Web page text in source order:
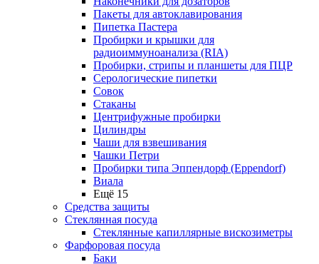
Пакеты для автоклавирования
Пипетка Пастера
Пробирки и крышки для
радиоиммуноанализа (RIA)
Пробирки, стрипы и планшеты для ПЦР
Серологические пипетки
Совок
Стаканы
Центрифужные пробирки
Цилиндры
Чаши для взвешивания
Чашки Петри
Пробирки типа Эппендорф (Eppendorf)
Виала
Ещё 15
Средства защиты
Стеклянная посуда
Стеклянные капиллярные вискозиметры
Фарфоровая посуда
Баки